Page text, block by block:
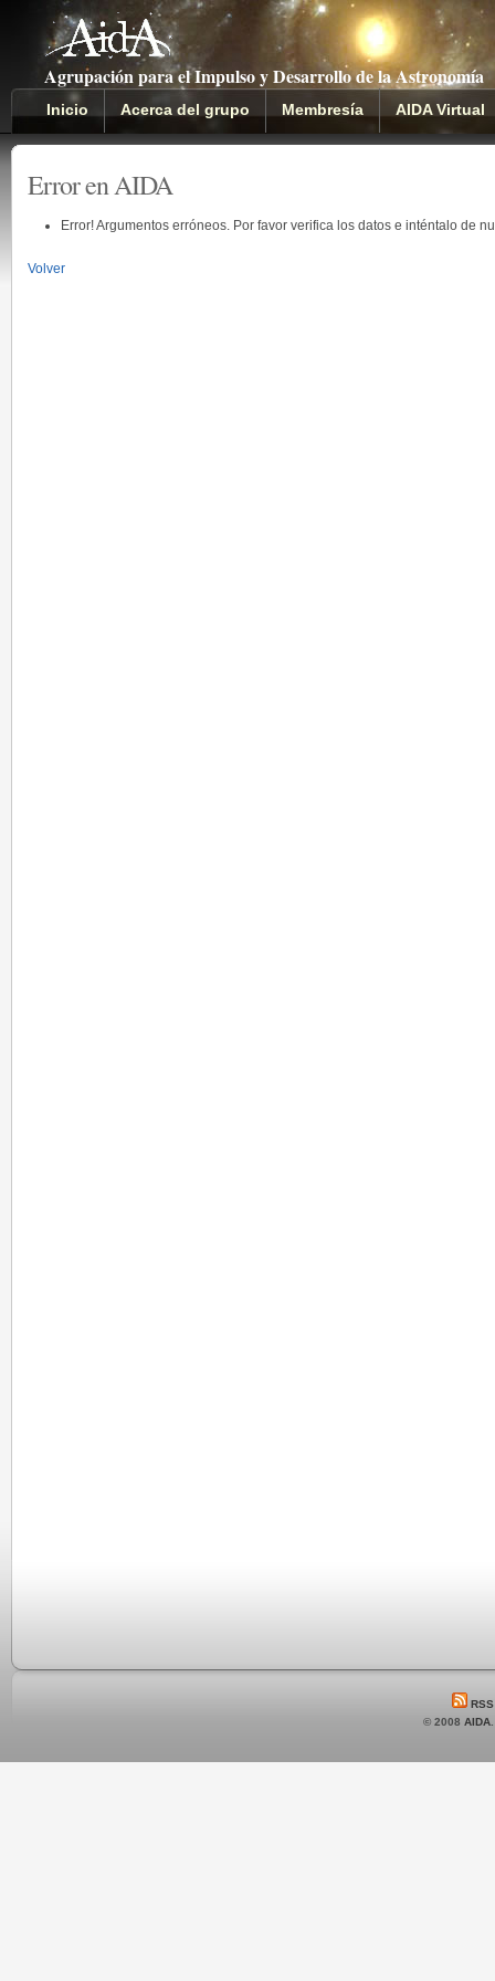
Agrupación para el Impulso y Desarrollo de la Astronomía
Inicio Acerca del grupo Membresía AIDA Virtual
Error en AIDA
Error! Argumentos erróneos. Por favor verifica los datos e inténtalo de
Volver
RSS
© 2008 AIDA